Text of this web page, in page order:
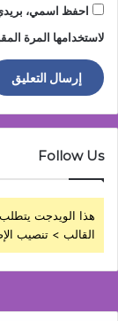
احفظ اسمي، بريدي
لاستخدامها المرة
Follow Us
هذا الويدجت يتطلب
القالب > تنصيب